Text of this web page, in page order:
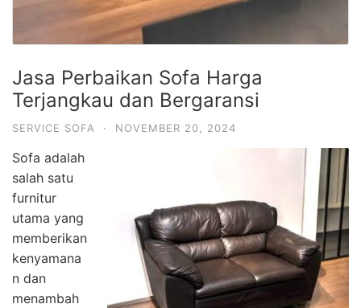
Jasa Perbaikan Sofa Harga
Terjangkau dan Bergaransi
SERVICE SOFA · NOVEMBER 20, 2024
Sofa adalah
salah satu
furnitur
utama yang
memberikan
kenyamana
n dan
menambah